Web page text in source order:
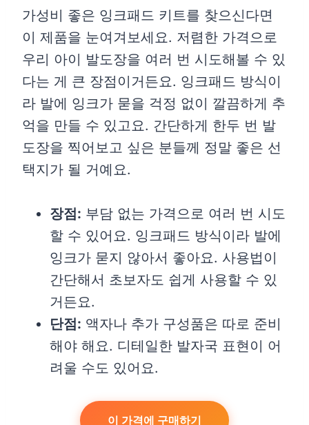
가성비 좋은 잉크패드 키트를 찾으신다면
이 제품을 눈여겨보세요. 저렴한 가격으로
우리 아이 발도장을 여러 번 시도해볼 수 있
다는 게 큰 장점이거든요. 잉크패드 방식이
라 발에 잉크가 묻을 걱정 없이 깔끔하게 추
억을 만들 수 있고요. 간단하게 한두 번 발
도장을 찍어보고 싶은 분들께 정말 좋은 선
택지가 될 거예요.
장점: 부담 없는 가격으로 여러 번 시도
할 수 있어요. 잉크패드 방식이라 발에
잉크가 묻지 않아서 좋아요. 사용법이
간단해서 초보자도 쉽게 사용할 수 있
거든요.
단점: 액자나 추가 구성품은 따로 준비
해야 해요. 디테일한 발자국 표현이 어
려울 수도 있어요.
이 가격에 구매하기